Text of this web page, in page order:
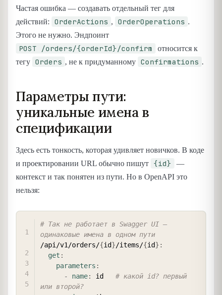
Частая ошибка — создавать отдельный тег для
действий:
OrderActions , OrderOperations .
Этого не нужно. Эндпоинт
POST /orders/{orderId}/confirm
относится к
тегу Orders , не к придуманному Confirmations .
Параметры пути:
уникальные имена в
спецификации
Здесь есть тонкость, которая удивляет новичков. В коде
и проектировании URL обычно пишут {id}
—
контекст и так понятен из пути. Но в OpenAPI это
нельзя:
# Так не работает в Swagger UI —
одинаковые имена в одном пути
/api/v1/orders/{id}/items/{id} :
get :
parameters :
-
name: id # какой id? первый
или второй?